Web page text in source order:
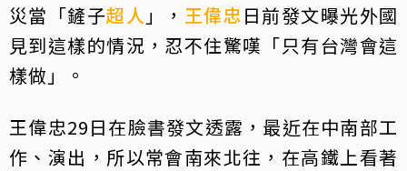
災當「鏟子超人 」， 王偉忠日前發文曝光外國
見到這樣的情況，忍不住驚嘆「只有台灣會這
樣做」。
王偉忠29日在臉書發文透露，最近在中南部工
作、演出，所以常會南來北往，在高鐵上看著